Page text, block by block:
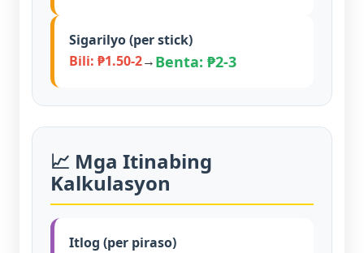
Sigarilyo (per stick)
Bili: ₱1.50-2→Benta: ₱2-3
📈 Mga Itinabing
Kalkulasyon
Itlog (per piraso)